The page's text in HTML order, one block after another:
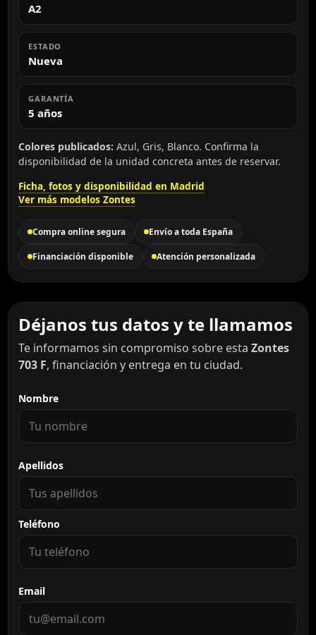
A2
ESTADO
Nueva
GARANTÍA
5 años
Colores publicados: Azul, Gris, Blanco. Confirma la
disponibilidad de la unidad concreta antes de reservar.
Ficha, fotos y disponibilidad en Madrid
Ver más modelos Zontes
Compra online segura Envío a toda España
Financiación disponible Atención personalizada
Déjanos tus datos y te llamamos
Te informamos sin compromiso sobre esta Zontes
703 F, financiación y entrega en tu ciudad.
Nombre
Apellidos
Teléfono
Email